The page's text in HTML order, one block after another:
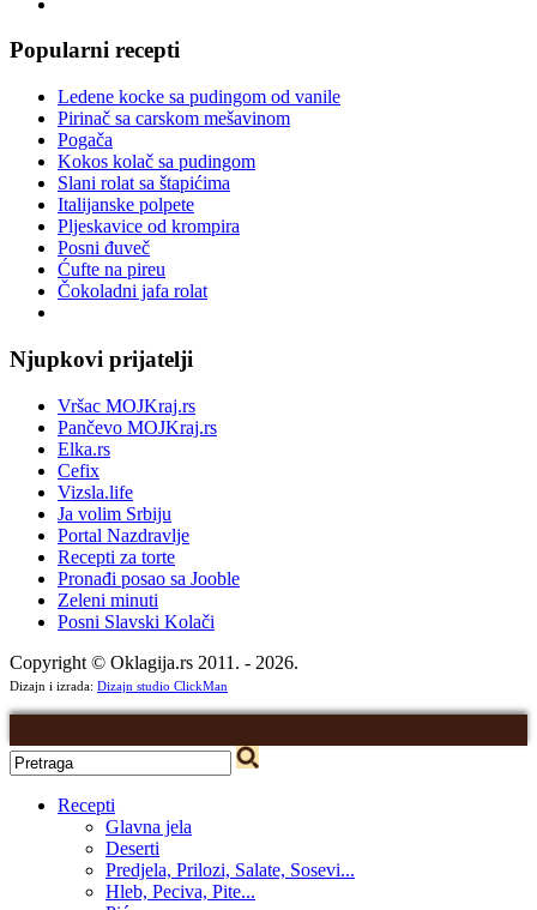
Popularni recepti
Ledene kocke sa pudingom od vanile
Pirinač sa carskom mešavinom
Pogača
Kokos kolač sa pudingom
Slani rolat sa štapićima
Italijanske polpete
Pljeskavice od krompira
Posni đuveč
Ćufte na pireu
Čokoladni jafa rolat
Njupkovi prijatelji
Vršac MOJKraj.rs
Pančevo MOJKraj.rs
Elka.rs
Cefix
Vizsla.life
Ja volim Srbiju
Portal Nazdravlje
Recepti za torte
Pronađi posao sa Jooble
Zeleni minuti
Posni Slavski Kolači
Copyright © Oklagija.rs 2011. - 2026.
Dizajn i izrada: Dizajn studio ClickMan
Recepti
Glavna jela
Deserti
Predjela, Prilozi, Salate, Sosevi...
Hleb, Peciva, Pite...